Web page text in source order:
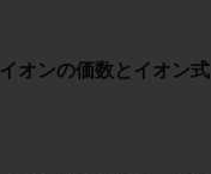
イオンの価数とイオン式